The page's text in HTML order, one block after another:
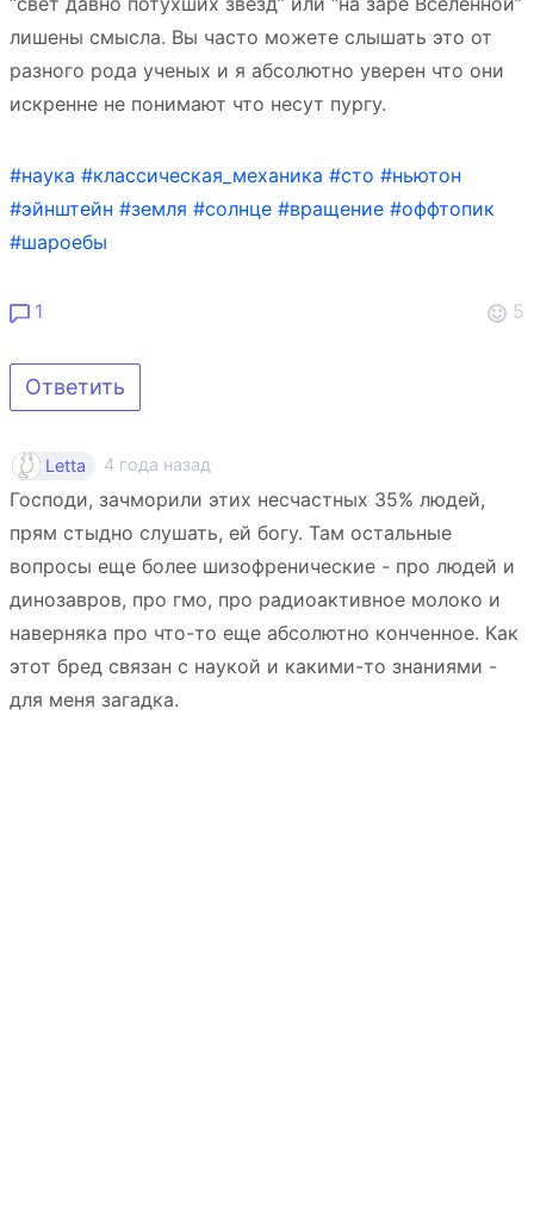
лишены смысла. Вы часто можете слышать это от
разного рода ученых и я абсолютно уверен что они
искренне не понимают что несут пургу.
#наука #классическая_механика #сто #ньютон
#эйнштейн #земля #солнце #вращение #оффтопик
#шароебы
1 5
Ответить
Letta 4 года назад
Господи, зачморили этих несчастных 35% людей,
прям стыдно слушать, ей богу. Там остальные
вопросы еще более шизофренические - про людей и
динозавров, про гмо, про радиоактивное молоко и
наверняка про что-то еще абсолютно конченное. Как
этот бред связан с наукой и какими-то знаниями -
для меня загадка.